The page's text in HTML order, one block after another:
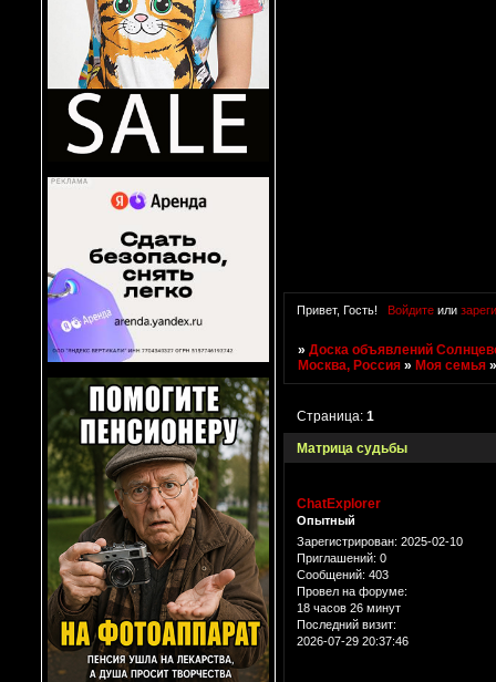
Привет, Гость! Войдитеили
»Доска объявлений
Москва, Россия »Моя семья
Матрица судьбы
Страница:1
ChatExplorer
Опытный
Зарегистрирован: 2025-02-10
Приглашений: 0
Сообщений: 403
Провел на форуме:
18 часов 26 минут
Последний визит:
2026-07-29 20:37:46